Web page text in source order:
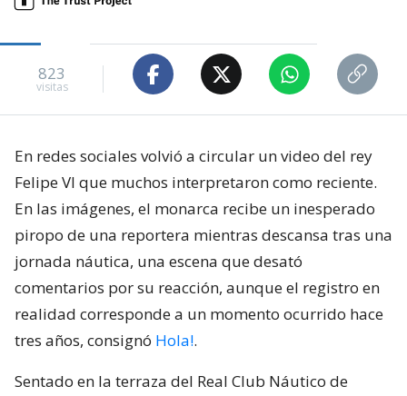
823
visitas
En redes sociales volvió a circular un video del rey
Felipe VI que muchos interpretaron como reciente.
En las imágenes, el monarca recibe un inesperado
piropo de una reportera mientras descansa tras una
jornada náutica, una escena que desató
comentarios por su reacción, aunque el registro en
realidad corresponde a un momento ocurrido hace
tres años, consignó Hola!.
Sentado en la terraza del Real Club Náutico de